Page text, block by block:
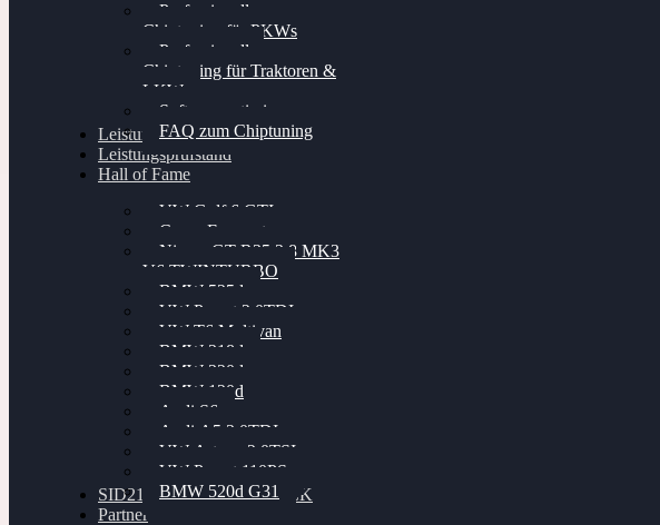
Professionelles
Chiptuning für PKWs
Professionelles
Chiptuning für Traktoren &
LKW
Softwareoptimierung
FAQ zum Chiptuning
Leistungsmessung
Leistungsprüfstand
Hall of Fame
VW Golf 6 GTI
Cupra Formentor
Nissan GT-R35 3.8 MK3
V6 TWINTURBO
BMW 525d
VW Passat 2.0TDI
VW T6 Multivan
BMW 318d
BMW 320d
BMW 120d
Audi S6
Audi A5 3.0TDI
VW Arteon 2.0TSI
VW Passat 110PS
BMW 520d G31
SID212 / 212EVO UNLOCK
Partner